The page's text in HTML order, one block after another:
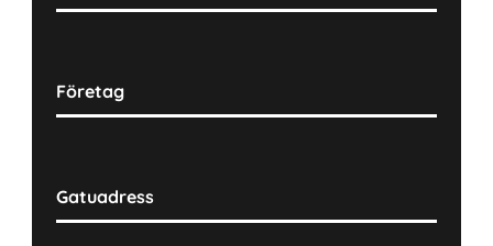
Företag
Gatuadress